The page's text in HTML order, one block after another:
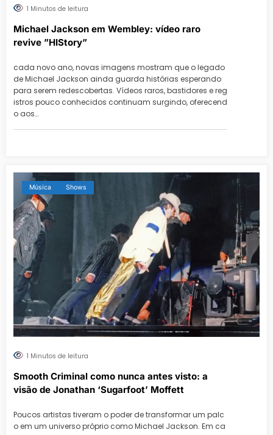
1 Minutos de leitura
Michael Jackson em Wembley: vídeo raro
revive ”HIStory”
cada novo ano, novas imagens mostram que o legado
de Michael Jackson ainda guarda histórias esperando
para serem redescobertas. Vídeos raros, bastidores e reg
istros pouco conhecidos continuam surgindo, oferecend
o aos…
Música Shows
1 Minutos de leitura
Smooth Criminal como nunca antes visto: a
visão de Jonathan ‘Sugarfoot’ Moffett
Poucos artistas tiveram o poder de transformar um palc
o em um universo próprio como Michael Jackson. Em ca